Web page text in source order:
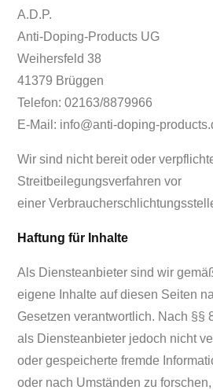
A.D.P.
Anti-Doping-Products UG
Weihersfeld 38
41379 Brüggen
Telefon: 02163/8879966
E-Mail: info@anti-doping-
Wir sind nicht bereit oder
Streitbeilegungsverfahren vor
einer
Haftung für Inhalte
Als Diensteanbieter sind wir
eigene Inhalte auf diesen Seiten
Gesetzen verantwortlich. Nach §§
als Diensteanbieter jedoch nicht
oder gespeicherte fremde
oder nach Umständen zu